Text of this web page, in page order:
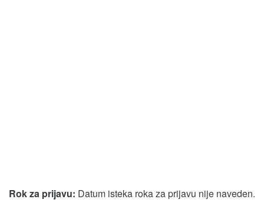
Rok za prijavu: Datum isteka roka za prijavu nije naveden.